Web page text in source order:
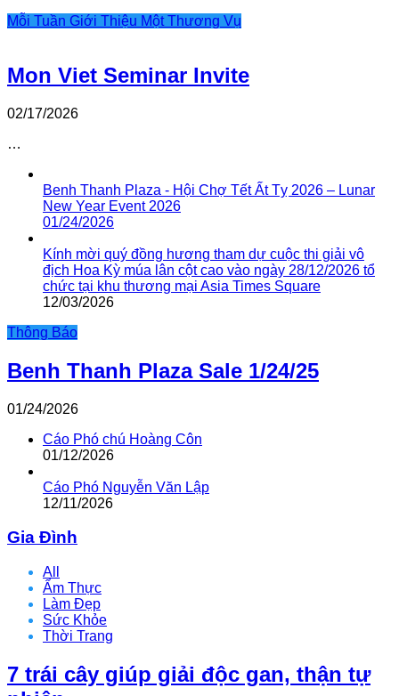
Mỗi Tuần Giới Thiệu Một Thương Vụ
Mon Viet Seminar Invite
02/17/2026
…
Benh Thanh Plaza - Hội Chợ Tết Ất Tỵ 2026 – Lunar
New Year Event 2026
01/24/2026
Kính mời quý đồng hương tham dự cuộc thi giải vô
địch Hoa Kỳ múa lân cột cao vào ngày 28/12/2026 tổ
chức tại khu thương mại Asia Times Square
12/03/2026
Thông Báo
Benh Thanh Plaza Sale 1/24/25
01/24/2026
Cáo Phó chú Hoàng Côn
01/12/2026
Cáo Phó Nguyễn Văn Lập
12/11/2026
Gia Đình
All
Ẩm Thực
Làm Đẹp
Sức Khỏe
Thời Trang
7 trái cây giúp giải độc gan, thận tự